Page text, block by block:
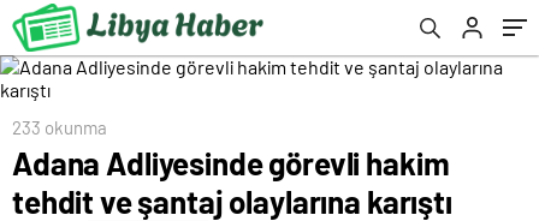
233 okunma
Adana Adliyesinde görevli hakim
tehdit ve şantaj olaylarına karıştı